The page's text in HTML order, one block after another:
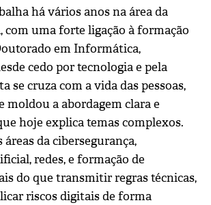
há vários anos na área da
com uma forte ligação à formação
em Informática,
cedo por tecnologia e pela
se cruza com a vida das pessoas,
moldou a abordagem clara e
hoje explica temas complexos.
da cibersegurança,
redes, e formação de
do que transmitir regras técnicas,
riscos digitais de forma